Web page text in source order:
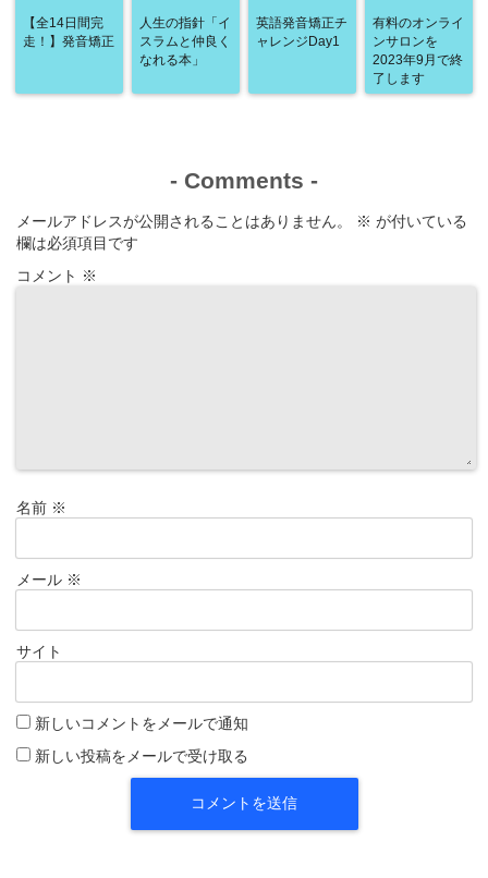
【全14日間完
走！】発音矯正
人生の指針「イ
スラムと仲良く
なれる本」
英語発音矯正チ
ャレンジDay1
有料のオンライ
ンサロンを
2023年9月で終
了します
- Comments -
メールアドレスが公開されることはありません。 ※ が付いている
欄は必須項目です
コメント ※
名前 ※
メール ※
サイト
新しいコメントをメールで通知
新しい投稿をメールで受け取る